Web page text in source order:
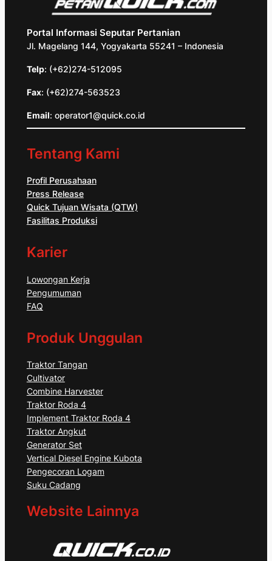
Portal Informasi Seputar Pertanian
Jl. Magelang 144, Yogyakarta 55241 – Indonesia
Telp: (+62)274-512095
Fax: (+62)274-563523
Email: operator1@quick.co.id
Tentang Kami
Profil Perusahaan
Press Release
Quick Tujuan Wisata (QTW)
Fasilitas Produksi
Karier
Lowongan Kerja
Pengumuman
FAQ
Produk Unggulan
Traktor Tangan
Cultivator
Combine Harvester
Traktor Roda 4
Implement Traktor Roda 4
Traktor Angkut
Generator Set
Vertical Diesel Engine Kubota
Pengecoran Logam
Suku Cadang
Website Lainnya